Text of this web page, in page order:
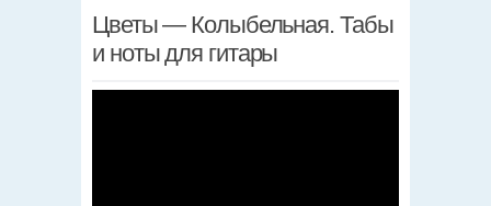
Цветы — Колыбельная. Табы
и ноты для гитары